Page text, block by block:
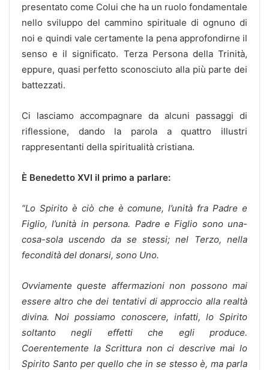
presentato come Colui che ha un ruolo fondamentale
nello sviluppo del cammino spirituale di ognuno di
noi e quindi vale certamente la pena approfondirne il
senso e il significato. Terza Persona della Trinità,
eppure, quasi perfetto sconosciuto alla più parte dei
battezzati.
Ci lasciamo accompagnare da alcuni passaggi di
riflessione, dando la parola a quattro illustri
rappresentanti della spiritualità cristiana.
È Benedetto XVI il primo a parlare:
“Lo Spirito è ciò che è comune, l’unità fra Padre e
Figlio, l’unità in persona. Padre e Figlio sono una-
cosa-sola uscendo da se stessi; nel Terzo, nella
fecondità del donarsi, sono Uno.
Ovviamente queste affermazioni non possono mai
essere altro che dei tentativi di approccio alla realtà
divina. Noi possiamo conoscere, infatti, lo Spirito
soltanto negli effetti che egli produce.
Coerentemente la Scrittura non ci descrive mai lo
Spirito Santo per quello che in se stesso è, ma parla